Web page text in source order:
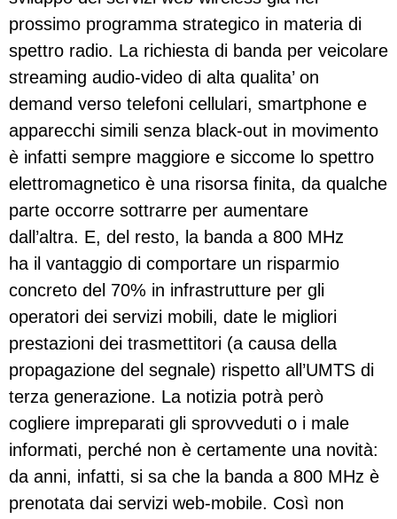
prossimo programma strategico in materia di
spettro radio. La richiesta di banda per veicolare
streaming audio-video di alta qualita’ on
demand verso telefoni cellulari, smartphone e
apparecchi simili senza black-out in movimento
è infatti sempre maggiore e siccome lo spettro
elettromagnetico è una risorsa finita, da qualche
parte occorre sottrarre per aumentare
dall’altra. E, del resto, la banda a 800 MHz
ha il vantaggio di comportare un risparmio
concreto del 70% in infrastrutture per gli
operatori dei servizi mobili, date le migliori
prestazioni dei trasmettitori (a causa della
propagazione del segnale) rispetto all’UMTS di
terza generazione. La notizia potrà però
cogliere impreparati gli sprovveduti o i male
informati, perché non è certamente una novità:
da anni, infatti, si sa che la banda a 800 MHz è
prenotata dai servizi web-mobile. Così non